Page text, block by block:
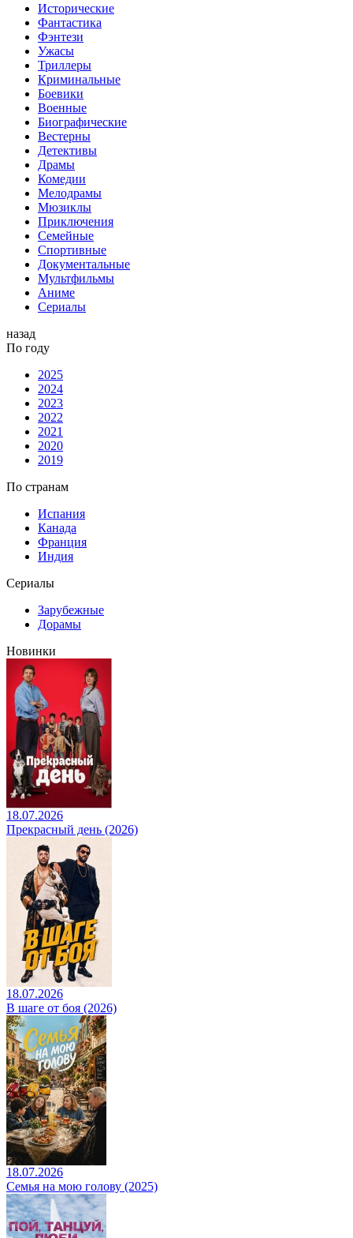
Исторические
Фантастика
Фэнтези
Ужасы
Триллеры
Криминальные
Боевики
Военные
Биографические
Вестерны
Детективы
Драмы
Комедии
Мелодрамы
Мюзиклы
Приключения
Семейные
Спортивные
Документальные
Мультфильмы
Аниме
Сериалы
назад
По году
2025
2024
2023
2022
2021
2020
2019
По странам
Испания
Канада
Франция
Индия
Сериалы
Зарубежные
Дорамы
Новинки
18.07.2026
Прекрасный день (2026)
18.07.2026
В шаге от боя (2026)
18.07.2026
Семья на мою голову (2025)